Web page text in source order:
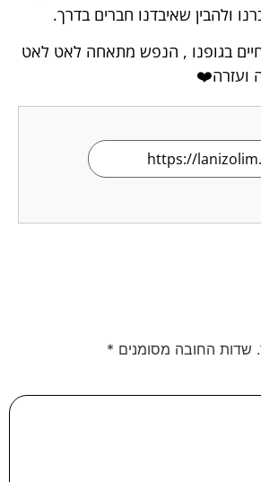
ולהבין שאיבדנו חברים בדרך.
בגופנו , הנפש מתאחה לאט לאט
ועזרה❤️
שדות החובה מסומנים *